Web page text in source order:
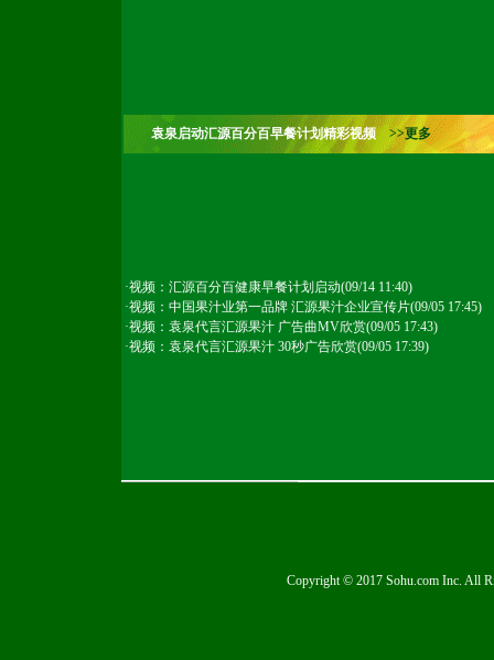
袁泉启动汇源百分百早餐计划精彩视频>>更多
·视频：汇源百分百健康早餐计划启动(09/14 11:40)
·视频：中国果汁业第一品牌 汇源果汁企业宣传片(09/05 17:45)
·视频：袁泉代言汇源果汁 广告曲MV欣赏(09/05 17:43)
·视频：袁泉代言汇源果汁 30秒广告欣赏(09/05 17:39)
Copyright © 2017 Sohu.com Inc. All